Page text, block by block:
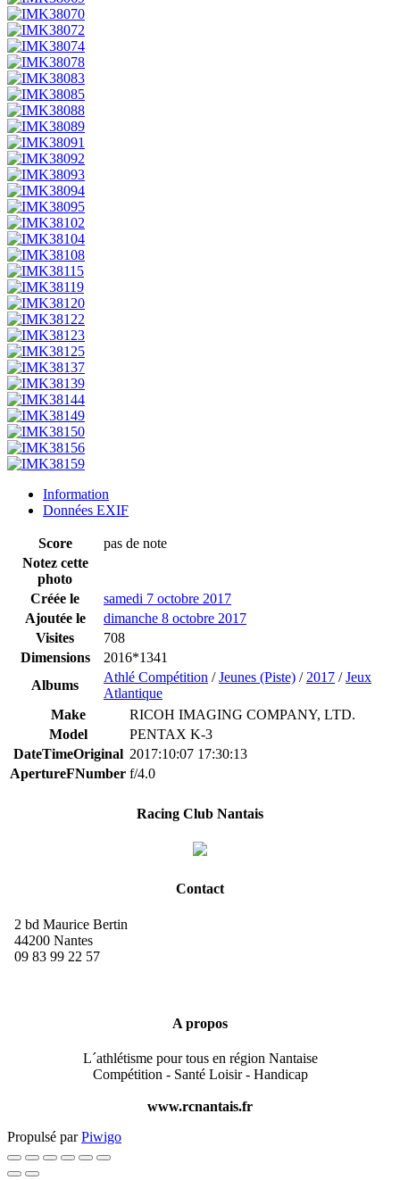
Information
Données EXIF
Score
pas de note
Notez cette
photo
Créée le
samedi 7 octobre 2017
Ajoutée le
dimanche 8 octobre 2017
Visites
708
Dimensions
2016*1341
Albums
Athlé Compétition /Jeunes (Piste) / 2017 /Jeux
Atlantique
Make
RICOH IMAGING COMPANY, LTD.
Model
PENTAX K-3
DateTimeOriginal 2017:10:07 17:30:13
ApertureFNumber f/4.0
Racing Club Nantais
Contact
2 bd Maurice Bertin
44200 Nantes
09 83 99 22 57
A propos
L´athlétisme pour tous en région Nantaise
Compétition - Santé Loisir - Handicap
www.rcnantais.fr
Propulsé parPiwigo